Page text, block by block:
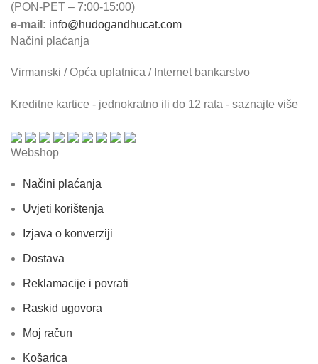
(PON-PET – 7:00-15:00)
e-mail: info@hudogandhucat.com
Načini plaćanja
Virmanski / Opća uplatnica / Internet bankarstvo
Kreditne kartice - jednokratno ili do 12 rata - saznajte više
Webshop
Načini plaćanja
Uvjeti korištenja
Izjava o konverziji
Dostava
Reklamacije i povrati
Raskid ugovora
Moj račun
Košarica